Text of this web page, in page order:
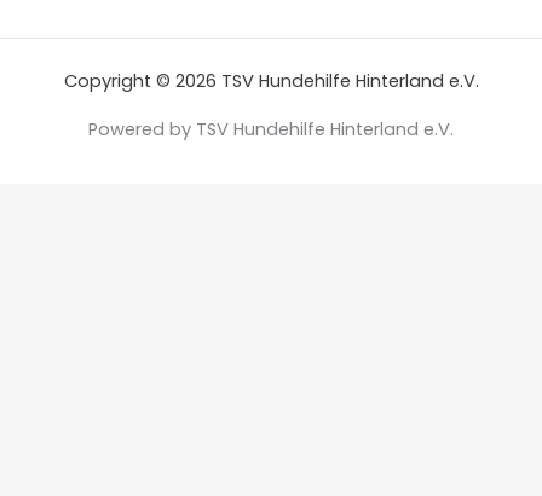
Copyright © 2026 TSV Hundehilfe Hinterland e.V.
Powered by TSV Hundehilfe Hinterland e.V.